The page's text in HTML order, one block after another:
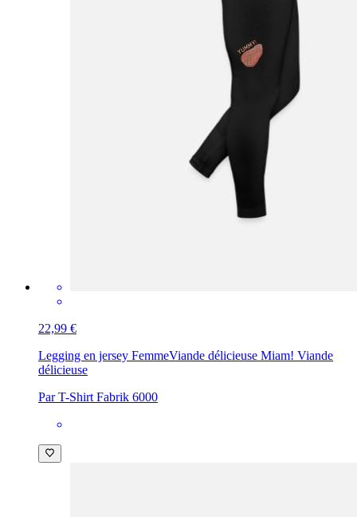
22,99 €
Legging en jersey FemmeViande délicieuse Miam! Viande
délicieuse
Par T-Shirt Fabrik 6000